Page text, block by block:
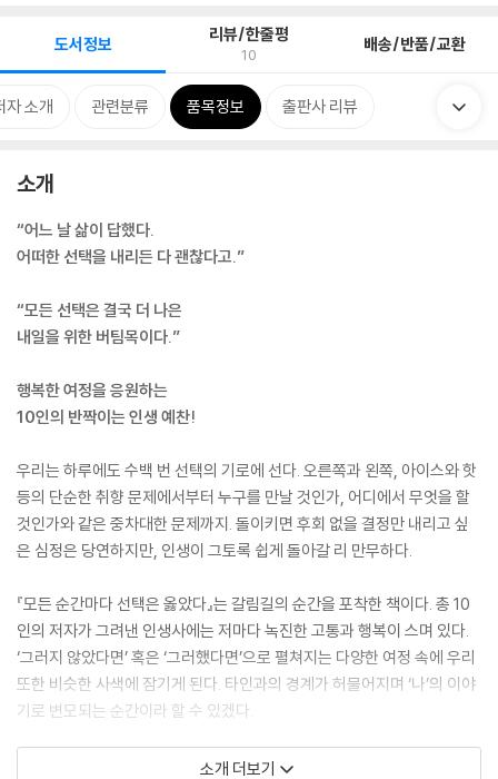
도서정보 리뷰/한줄평
10 배송/반품/교환
자 소개 관련분류 품목정보 출판사 리뷰
소개
“어느 날 삶이 답했다.
어떠한 선택을 내리든 다 괜찮다고.”
“모든 선택은 결국 더 나은
내일을 위한 버팀목이다.”
행복한 여정을 응원하는
10인의 반짝이는 인생 예찬!
우리는 하루에도 수백 번 선택의 기로에 선다. 오른쪽과 왼쪽, 아이스와 핫
등의 단순한 취향 문제에서부터 누구를 만날 것인가, 어디에서 무엇을 할
것인가와 같은 중차대한 문제까지. 돌이키면 후회 없을 결정만 내리고 싶
은 심정은 당연하지만, 인생이 그토록 쉽게 돌아갈 리 만무하다.
『모든 순간마다 선택은 옳았다』는 갈림길의 순간을 포착한 책이다. 총 10
인의 저자가 그려낸 인생사에는 저마다 녹진한 고통과 행복이 스며 있다.
‘그러지 않았다면’ 혹은 ‘그러했다면’으로 펼쳐지는 다양한 여정 속에 우리
또한 비슷한 사색에 잠기게 된다. 타인과의 경계가 허물어지며 ‘나’의 이야
기로 변모되는 순간이라 할 수 있겠다.
모든 매듭에는 나름의 성장이 존재한다. 선택하지 못한 길을 대신 걸어주
소개 더보기